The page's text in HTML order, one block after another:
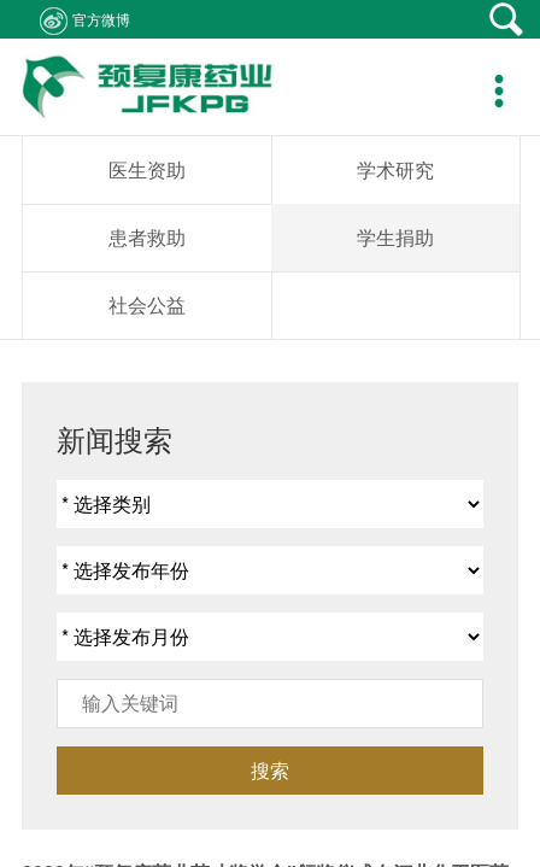
官方微博

产品中心
产品在线
新闻资讯
公司新闻
社会责任
医生资助
社会公益
客户支持
资料下载
人力资源
职位招聘
关于我们
集团概况
企业文化
联系我们
产品疾病咨询
销售业务咨询
综合事务咨询
医生资助 学术研究
患者救助 学生捐助
社会公益
新闻搜索
搜索